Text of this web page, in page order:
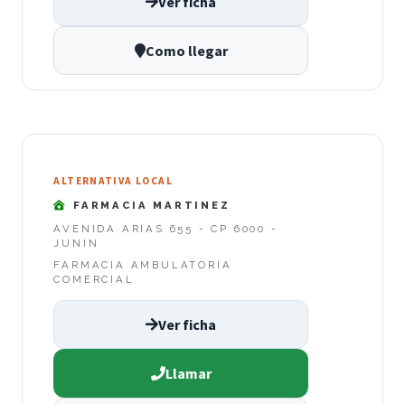
Como llegar
ALTERNATIVA LOCAL
FARMACIA MARTINEZ
AVENIDA ARIAS 655 - CP 6000 -
JUNIN
FARMACIA AMBULATORIA
COMERCIAL
Ver ficha
Llamar